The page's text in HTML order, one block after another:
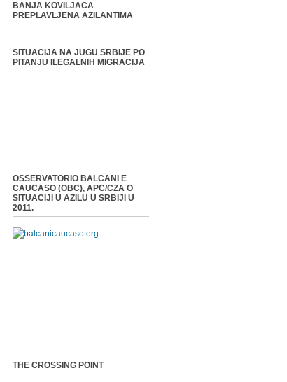
BANJA KOVILJACA
PREPLAVLJENA AZILANTIMA
SITUACIJA NA JUGU SRBIJE PO
PITANJU ILEGALNIH MIGRACIJA
OSSERVATORIO BALCANI E
CAUCASO (OBC), APC/CZA O
SITUACIJI U AZILU U SRBIJI U
2011.
THE CROSSING POINT